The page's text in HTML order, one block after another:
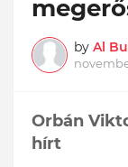
by Al
Orbán
hírt